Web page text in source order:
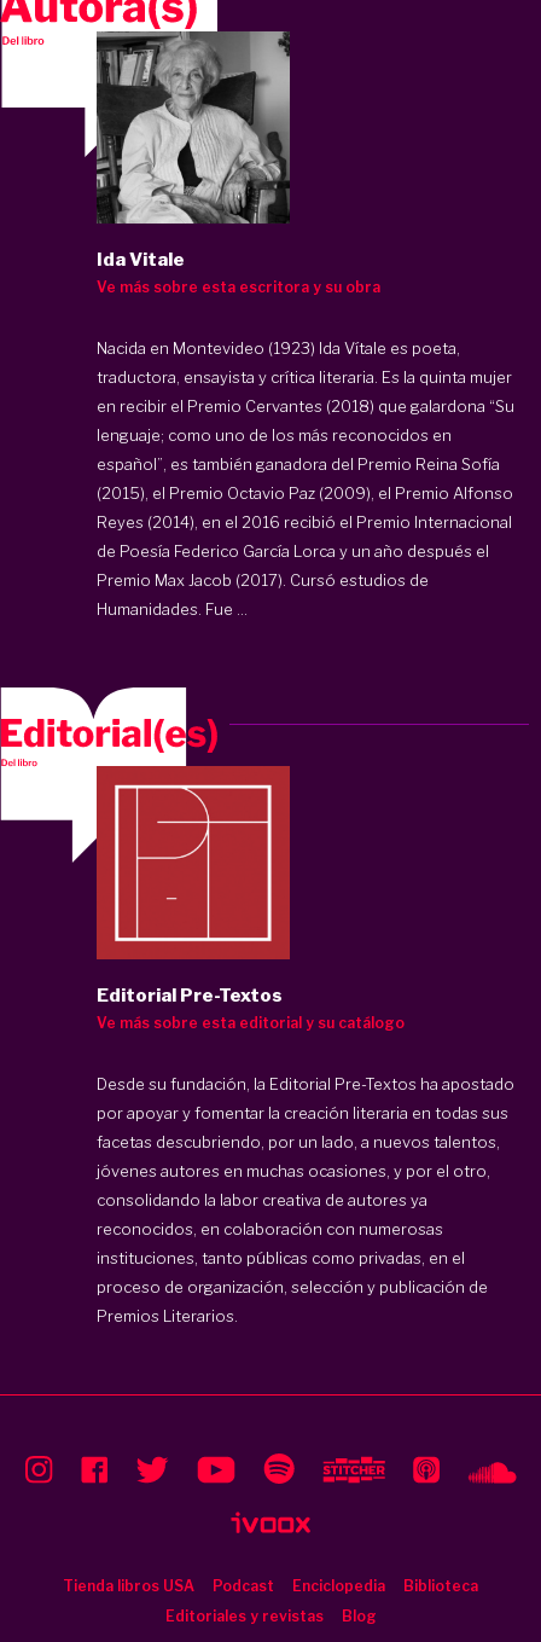
Ida Vitale
Ve más sobre esta escritora y su obra
Nacida en Montevideo (1923) Ida Vítale es poeta,
traductora, ensayista y crítica literaria. Es la quinta mujer
en recibir el Premio Cervantes (2018) que galardona “Su
lenguaje; como uno de los más reconocidos en
español”, es también ganadora del Premio Reina Sofía
(2015), el Premio Octavio Paz (2009), el Premio Alfonso
Reyes (2014), en el 2016 recibió el Premio Internacional
de Poesía Federico García Lorca y un año después el
Premio Max Jacob (2017). Cursó estudios de
Humanidades. Fue ...
Editorial Pre-Textos
Ve más sobre esta editorial y su catálogo
Desde su fundación, la Editorial Pre-Textos ha apostado
por apoyar y fomentar la creación literaria en todas sus
facetas descubriendo, por un lado, a nuevos talentos,
jóvenes autores en muchas ocasiones, y por el otro,
consolidando la labor creativa de autores ya
reconocidos, en colaboración con numerosas
instituciones, tanto públicas como privadas, en el
proceso de organización, selección y publicación de
Premios Literarios.
Tienda libros USA Podcast Enciclopedia
Biblioteca
Editoriales y revistas
Blog